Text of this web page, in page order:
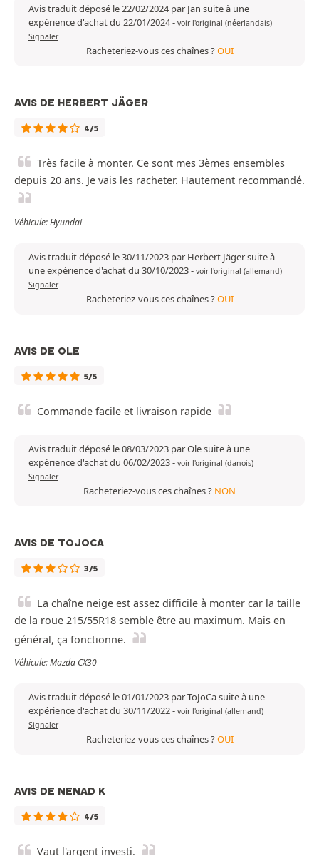
Avis traduit déposé le 22/02/2024 par Jan suite à une
expérience d'achat du 22/01/2024- voir l'original (néerlandais)
Signaler
Racheteriez-vous ces chaînes ?OUI
AVIS DE HERBERT JÄGER
4/5
Très facile à monter. Ce sont mes 3èmes ensembles
depuis 20 ans. Je vais les racheter. Hautement recommandé.
Véhicule: Hyundai
Avis traduit déposé le 30/11/2023 par Herbert Jäger suite à
une expérience d'achat du 30/10/2023- voir l'original (allemand)
Signaler
Racheteriez-vous ces chaînes ?OUI
AVIS DE OLE
5/5
Commande facile et livraison rapide
Avis traduit déposé le 08/03/2023 par Ole suite à une
expérience d'achat du 06/02/2023- voir l'original (danois)
Signaler
Racheteriez-vous ces chaînes ? NON
AVIS DE TOJOCA
3/5
La chaîne neige est assez difficile à monter car la taille
de la roue 215/55R18 semble être au maximum. Mais en
général, ça fonctionne.
Véhicule: Mazda CX30
Avis traduit déposé le 01/01/2023 par ToJoCa suite à une
expérience d'achat du 30/11/2022- voir l'original (allemand)
Signaler
Racheteriez-vous ces chaînes ?OUI
AVIS DE NENAD K
4/5
Vaut l'argent investi.